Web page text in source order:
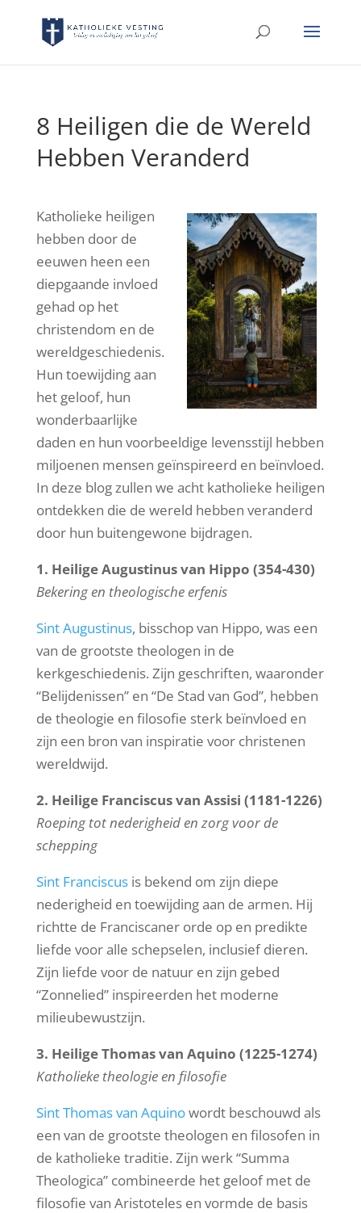
8 Heiligen die de Wereld
Hebben Veranderd
Katholieke heiligen
hebben door de
eeuwen heen een
diepgaande invloed
gehad op het
christendom en de
wereldgeschiedenis.
Hun toewijding aan
het geloof, hun
wonderbaarlijke
daden en hun voorbeeldige levensstijl hebben
miljoenen mensen geïnspireerd en beïnvloed.
In deze blog zullen we acht katholieke heiligen
ontdekken die de wereld hebben veranderd
door hun buitengewone bijdragen.
1. Heilige Augustinus van Hippo (354-430)
Bekering en theologische erfenis
Sint Augustinus, bisschop van Hippo, was een
van de grootste theologen in de
kerkgeschiedenis. Zijn geschriften, waaronder
“Belijdenissen” en “De Stad van God”, hebben
de theologie en filosofie sterk beïnvloed en
zijn een bron van inspiratie voor christenen
wereldwijd.
2. Heilige Franciscus van Assisi (1181-1226)
Roeping tot nederigheid en zorg voor de
schepping
Sint Franciscusis bekend om zijn diepe
nederigheid en toewijding aan de armen. Hij
richtte de Franciscaner orde op en predikte
liefde voor alle schepselen, inclusief dieren.
Zijn liefde voor de natuur en zijn gebed
“Zonnelied” inspireerden het moderne
milieubewustzijn.
3. Heilige Thomas van Aquino (1225-1274)
Katholieke theologie en filosofie
Sint Thomas van Aquinowordt beschouwd als
een van de grootste theologen en filosofen in
de katholieke traditie. Zijn werk “Summa
Theologica” combineerde het geloof met de
filosofie van Aristoteles en vormde de basis